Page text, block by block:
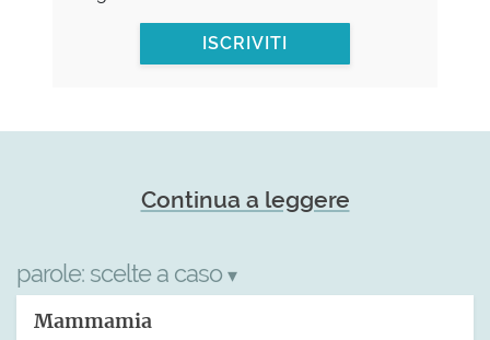
ISCRIVITI
Continua a leggere
parole: scelte a caso ▾
Mammamia